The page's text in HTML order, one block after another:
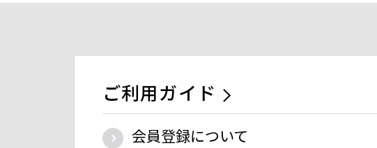
ご利用ガイド
会員登録について